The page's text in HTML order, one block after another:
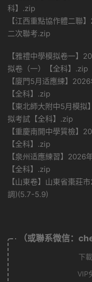
科】.zip
【江西重點協作體二聯
二次聯考.zip
【雅禮中學模拟卷一】
拟卷（一）【全科】.zip
【廈門5月适應練】
【全科】.zip
【東北師大附中5月模
拟考試【全科】.zip
【重慶南開中學質檢】
【全科】.zip
【泉州适應練習】2026
【全科】.zip
【山東卷】山東省棗莊
調)(5.7-5.9)
（或聯系微信：
下
VIP